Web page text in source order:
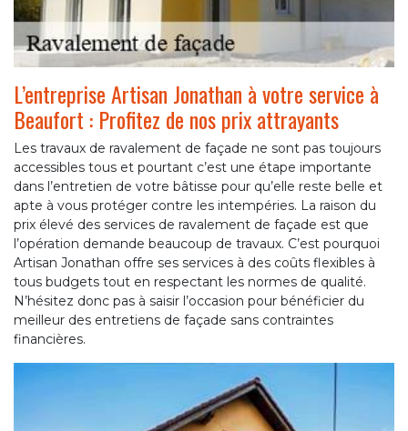
L’entreprise Artisan Jonathan à votre service à
Beaufort : Profitez de nos prix attrayants
Les travaux de ravalement de façade ne sont pas toujours
accessibles tous et pourtant c’est une étape importante
dans l’entretien de votre bâtisse pour qu’elle reste belle et
apte à vous protéger contre les intempéries. La raison du
prix élevé des services de ravalement de façade est que
l’opération demande beaucoup de travaux. C’est pourquoi
Artisan Jonathan offre ses services à des coûts flexibles à
tous budgets tout en respectant les normes de qualité.
N’hésitez donc pas à saisir l’occasion pour bénéficier du
meilleur des entretiens de façade sans contraintes
financières.